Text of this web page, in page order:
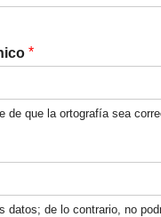
*
de que la ortografía sea
datos; de lo contrario, no